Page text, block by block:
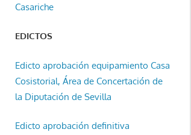
Casariche
EDICTOS
Edicto aprobación equipamiento Casa
Cosistorial, Área de Concertación de
la Diputación de Sevilla
Edicto aprobación definitiva